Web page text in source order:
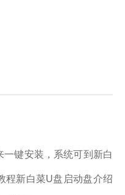
键安装，系统可到新白
程新白菜U盘启动盘介绍